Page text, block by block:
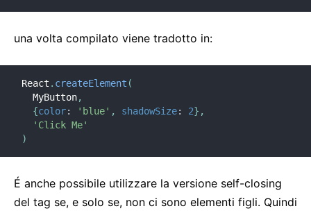
una volta compilato viene tradotto in:
React . createElement (
  MyButton
,
{color: 'blue' , shadowSize: 2} ,
'Click Me'
)
É anche possibile utilizzare la versione self-closing
del tag se, e solo se, non ci sono elementi figli. Quindi
7. Renderizzazione Condizionale
8. Liste e Chiavi
11. Composizione vs Ereditarità
12. Pensare in React
GUIDE AVANZATE
Accessibilità
Code-Splitting